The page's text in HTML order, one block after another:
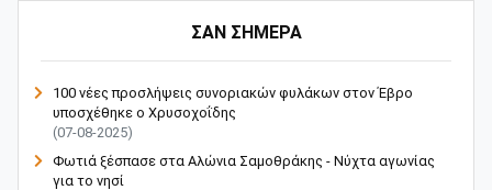
ΣΑΝ ΣΗΜΕΡΑ
100 νέες προσλήψεις συνοριακών φυλάκων στον Έβρο
υποσχέθηκε ο Χρυσοχοΐδης
(07-08-2025)
Φωτιά ξέσπασε στα Αλώνια Σαμοθράκης - Νύχτα αγωνίας
για το νησί